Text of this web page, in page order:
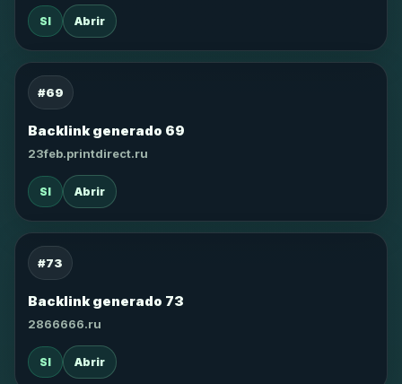
SI Abrir
#69
Backlink generado 69
23feb.printdirect.ru
SI Abrir
#73
Backlink generado 73
2866666.ru
SI Abrir